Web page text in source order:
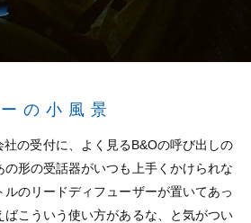
の小風景
の受付に、よく見るB&Oの呼び出しの
形の受話器がいつも上手くかけられな
のリードディフューザーが置いてあっ
ばこういう使い方があるな、と気がつい